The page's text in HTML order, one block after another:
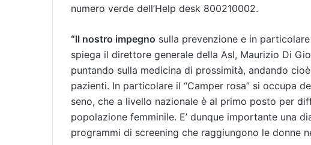
numero verde dell’Help desk 800210002.
“Il nostro impegno sulla prevenzione e in
spiega il direttore generale della Asl, Maurizio Di
puntando sulla medicina di prossimità, andando
pazienti. In particolare il “Camper rosa” si occupa
seno, che a livello nazionale è al primo posto per
popolazione femminile. E’ dunque importante una
programmi di screening che raggiungono le donne